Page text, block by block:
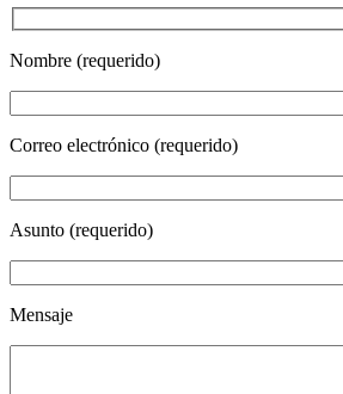
Nombre (requerido)
Correo electrónico (requerido)
Asunto (requerido)
Mensaje